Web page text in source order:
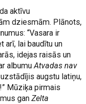
aktīvu
dziesmām. Plānots,
“Vasara ir
arī, lai baudītu un
idejas raisās un
albumuAtvadas nav
augstu latiņu,
Mūziķa pirmais
gan Zelta